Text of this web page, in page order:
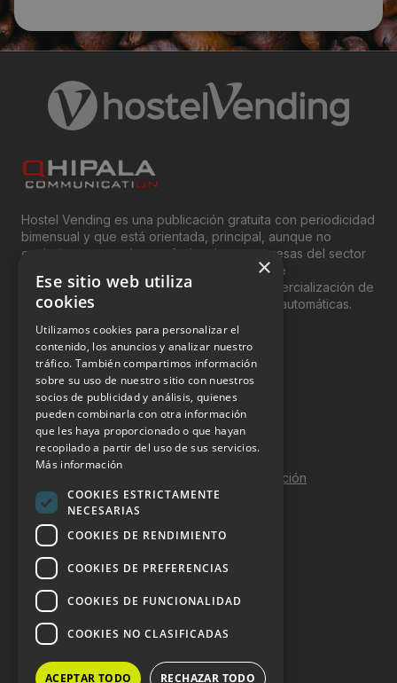
Visitas a producto:
Fecha de publicación de producto:
Hostel Vending es una publicación gratuita con periodicidad
bimensual y que está orientada, principal, aunque no
exclusivamente, a los profesionales y empresas del sector
del “Vending”; nombre con el que se conoce
genéricamente entre profesionales a la comercialización de
productos y servicios a través de máquinas automáticas.
INFORMACIÓN LEGAL
Aviso Legal
Política de Privacidad
Política de Cookies
Política de calidad y seguridad de la información
Contacto
DOSSIER Y CONTRATACIÓN
Dossier 2026 (ES)
Dossier 2026 (EN)
×
Ese sitio web utiliza
cookies
Utilizamos cookies para personalizar el
contenido, los anuncios y analizar nuestro
tráfico. También compartimos información
sobre su uso de nuestro sitio con nuestros
socios de publicidad y análisis, quienes
pueden combinarla con otra información
que les haya proporcionado o que hayan
recopilado a partir del uso de sus servicios.
Más información
COOKIES ESTRICTAMENTE
NECESARIAS
COOKIES DE RENDIMIENTO
COOKIES DE PREFERENCIAS
COOKIES DE FUNCIONALIDAD
COOKIES NO CLASIFICADAS
ACEPTAR TODO RECHAZAR TODO